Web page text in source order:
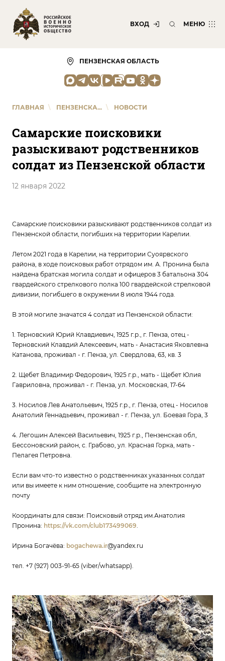
ВХОД МЕНЮ
ПЕНЗЕНСКАЯ ОБЛАСТЬ
ГЛАВНАЯ \ ПЕНЗЕНСКА... \ НОВОСТИ
Самарские поисковики
разыскивают родственников
солдат из Пензенской области
12 января 2022
Самарские поисковики разыскивают родственников солдат из
Пензенской области, погибших на территории Карелии.
Летом 2021 года в Карелии, на территории Суоярвского
района, в ходе поисковых работ отрядом им. А. Пронина была
найдена братская могила солдат и офицеров 3 батальона 304
гвардейского стрелкового полка 100 гвардейской стрелковой
дивизии, погибшего в окружении 8 июля 1944 года.
В этой могиле значатся 4 солдат из Пензенской области:
1. Терновский Юрий Клавдиевич, 1925 г.р., г. Пенза, отец -
Терновский Клавдий Алексеевич, мать - Анастасия Яковлевна
Катанова, проживал - г. Пенза, ул. Свердлова, 63, кв. 3
2. Щебет Владимир Федорович, 1925 г.р., мать - Щебет Юлия
Гавриловна, проживал - г. Пенза, ул. Московская, 17-64
3. Носилов Лев Анатольевич, 1925 г.р., г. Пенза, отец - Носилов
Анатолий Геннадьевич, проживал - г. Пенза, ул. Боевая Гора, 3
4. Легошин Алексей Васильевич, 1925 г.р., Пензенская обл,
Бессоновский район, с. Грабово, ул. Красная Горка, мать -
Пелагея Петровна.
Если вам что-то известно о родственниках указанных солдат
или вы имеете к ним отношение, сообщите на электронную
почту
Координаты для связи: Поисковый отряд им.Анатолия
Пронина: https://vk.com/club173499069.
Ирина Богачёва: bogachewa.ir@yandex.ru
тел. +7 (927) 003-91-65 (viber/whatsapp).